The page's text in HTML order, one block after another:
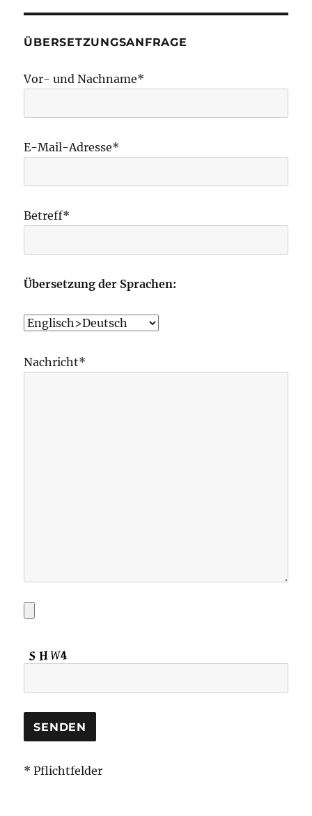
ÜBERSETZUNGSANFRAGE
Vor- und Nachname*
E-Mail-Adresse*
Betreff*
Übersetzung der Sprachen:
Nachricht*
* Pflichtfelder